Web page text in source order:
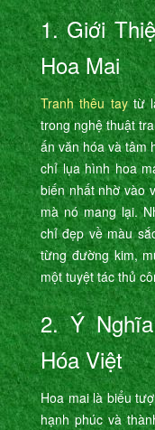
1. Giới
Hoa Mai
Tranh thêu taytừ
trong nghệ thuật
ấn văn hóa và tâm
chỉ lụa hình hoa
biến nhất nhờ vào
mà nó mang lại.
chỉ đẹp về màu
từng đường kim,
một tuyệt tác thủ
2. Ý
Hóa Việt
Hoa mai là biểu
hạnh phúc và